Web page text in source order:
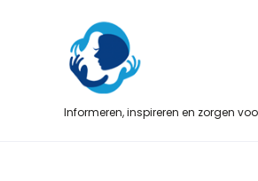
Informeren, inspireren en zorgen